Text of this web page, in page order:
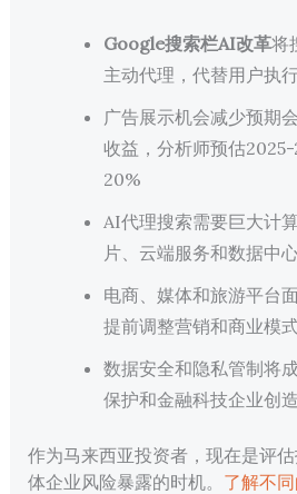
Google搜索栏AI改革将
主动代理，代替用户执
广告展示机会减少预期
收益，分析师预估
20%
AI代理搜索需要巨大计
片、云端服务和数据中
电商、媒体和旅游平台
提前调整营销和商业模
数据安全和隐私管制将
保护和金融科技企业创
作为马来西亚投资者，现在是评
体企业风险暴露的时机。 了解不